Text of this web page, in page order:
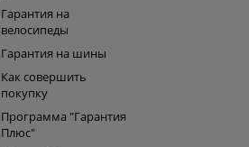
Гарантия на
велосипеды
Гарантия на шины
Как совершить
покупку
Программа "Гарантия
Плюс"